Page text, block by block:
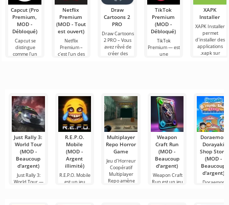
Capcut (Pro
Premium,
MOD -
Débloqué)
Capcut se
distingue
comme l'un
Netflix
Premium
(MOD - Tout
est ouvert)
Netflix
Premium –
c'est l'un des
Draw
Cartoons 2
PRO
Draw Cartoons
2 PRO – Vous
avez rêvé de
créer des
TikTok
Premium
(MOD -
Débloqué)
TikTok
Premium — est
une
XAPK
Installer
XAPK Installer
permet
d'installer des
applications
.xapk sur
Just Rally 3:
World Tour
(MOD -
Beaucoup
d'argent)
Just Rally 3:
World Tour —
R.E.P.O.
Mobile
(MOD -
Argent
illimité)
R.E.P.O. Mobile
est un jeu
Multiplayer
Repo Horror
Game
Jeu d’Horreur
Coopératif
Multiplayer
Repo amène
Weapon
Craft Run
(MOD -
Beaucoup
d'argent)
Weapon Craft
Run est un jeu
Doraemon
Dorayaki
Shop Story
(MOD -
Beaucoup
d'argent)
Doraemon